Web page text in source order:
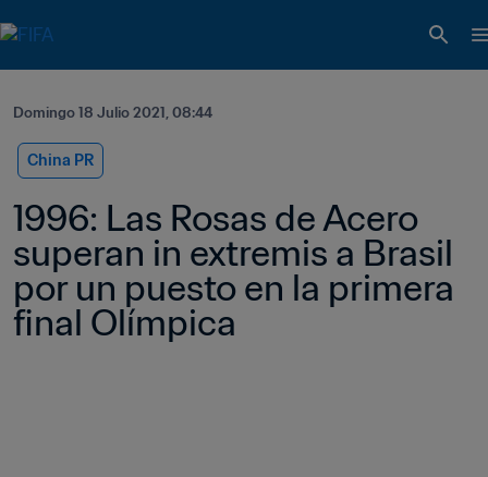
Domingo 18 Julio 2021, 08:44
China PR
1996: Las Rosas de Acero
superan in extremis a Brasil
por un puesto en la primera
final Olímpica